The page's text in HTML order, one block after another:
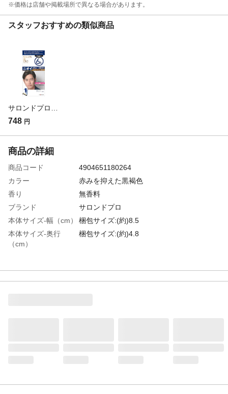
※価格は​店舗や​掲載場所で​異なる​場合が​あります。
スタッフおすすめの類似商品
748 円
商品の詳細
商品コード
4904651180264
カラー
赤みを抑えた黒褐色
香り
無香料
ブランド
サロンドプロ
本体サイズ-幅（cm）
梱包サイズ:(約)8.5
本体サイズ-奥行
（cm）
梱包サイズ:(約)4.8
特徴
●ブラシで簡単! ●ニオイのない白髪染めク